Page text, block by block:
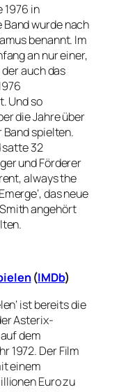
1976 in
wurde nach
benannt. Im
an nur einer,
auch das
Und so
die Jahre über
spielten.
32
und Förderer
always the
das neue
angehört
(IMDb)
ist bereits die
Asterix-
dem
1972. Der Film
einem
Euro zu